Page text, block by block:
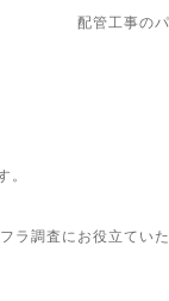
配管工事の
。
ラ調査にお役立ていた